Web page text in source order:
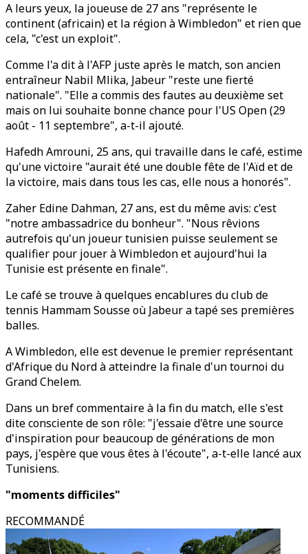
A leurs yeux, la joueuse de 27 ans "représente le
continent (africain) et la région à Wimbledon" et rien que
cela, "c'est un exploit".
Comme l'a dit à l'AFP juste après le match, son ancien
entraîneur Nabil Mlika, Jabeur "reste une fierté
nationale". "Elle a commis des fautes au deuxième set
mais on lui souhaite bonne chance pour l'US Open (29
août - 11 septembre", a-t-il ajouté.
Hafedh Amrouni, 25 ans, qui travaille dans le café, estime
qu'une victoire "aurait été une double fête de l'Aïd et de
la victoire, mais dans tous les cas, elle nous a honorés".
Zaher Edine Dahman, 27 ans, est du même avis: c'est
"notre ambassadrice du bonheur". "Nous rêvions
autrefois qu'un joueur tunisien puisse seulement se
qualifier pour jouer à Wimbledon et aujourd'hui la
Tunisie est présente en finale".
Le café se trouve à quelques encablures du club de
tennis Hammam Sousse où Jabeur a tapé ses premières
balles.
A Wimbledon, elle est devenue le premier représentant
d'Afrique du Nord à atteindre la finale d'un tournoi du
Grand Chelem.
Dans un bref commentaire à la fin du match, elle s'est
dite consciente de son rôle: "j'essaie d'être une source
d'inspiration pour beaucoup de générations de mon
pays, j'espère que vous êtes à l'écoute", a-t-elle lancé aux
Tunisiens.
"moments difficiles"
RECOMMANDÉ